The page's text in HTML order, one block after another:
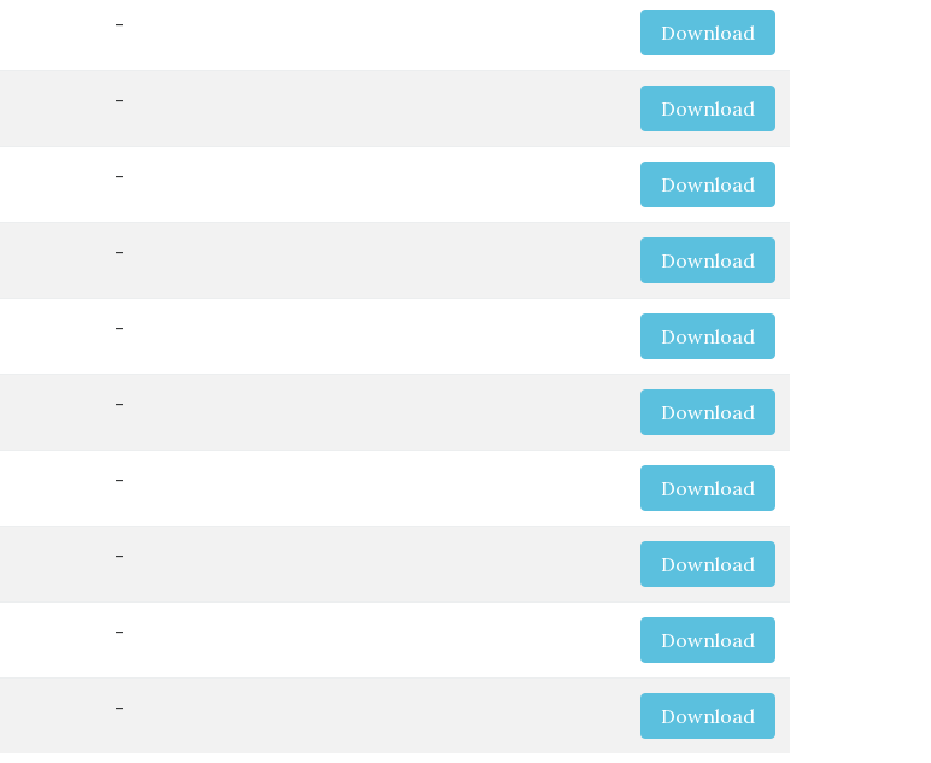
- Download
- Download
- Download
- Download
- Download
- Download
- Download
- Download
- Download
- Download